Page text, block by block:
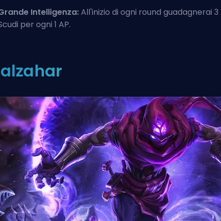
Intelligenza:All'inizio di ogni round guadagnerai 3
per ogni 1 AP.